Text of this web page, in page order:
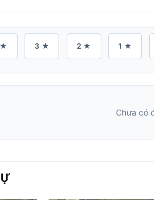
3 ★ 2 ★ 1 ★
Chưa có